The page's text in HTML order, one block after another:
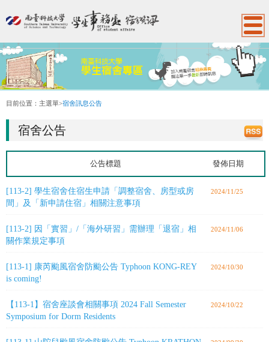
:::
目前位置： 主選單>宿舍訊息公告
宿舍公告
公告標題 發佈日期
[113-2] 學生宿舍住宿生申請「調整宿舍、房型或房
間」及「新申請住宿」相關注意事項
2024/11/25
[113-2] 因「實習」/「海外研習」需辦理「退宿」相
關作業規定事項
2024/11/06
[113-1] 康芮颱風宿舍防颱公告 Typhoon KONG-REY
is coming!
2024/10/30
【113-1】宿舍座談會相關事項 2024 Fall Semester
Symposium for Dorm Residents
2024/10/22